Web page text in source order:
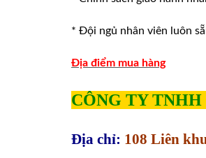
* Đội ngủ nhân viên luôn
Địa điểm mua hàng
CÔNG TY
Địa chỉ: 108 Liên